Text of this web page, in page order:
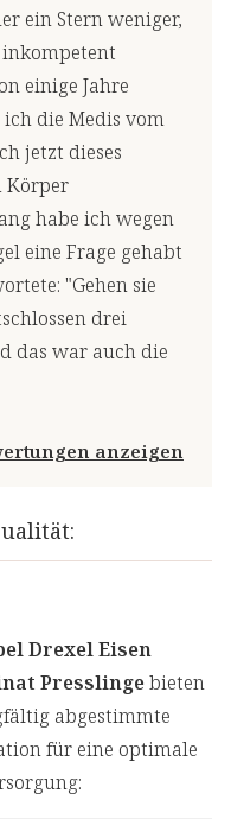
ein Stern weniger,
einige Jahre
die Medis vom
jetzt dieses
Körper
habe ich wegen
eine Frage gehabt
"Gehen sie
drei
das war auch die
anzeigen
Drexel Eisen
Presslingebieten
abgestimmte
für eine optimale